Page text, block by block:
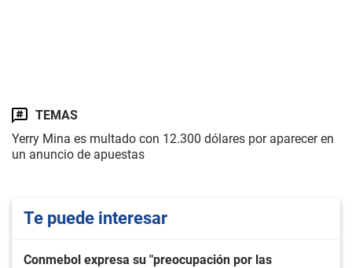
TEMAS
Yerry Mina es multado con 12.300 dólares por aparecer en
un anuncio de apuestas
Te puede interesar
Conmebol expresa su "preocupación por las